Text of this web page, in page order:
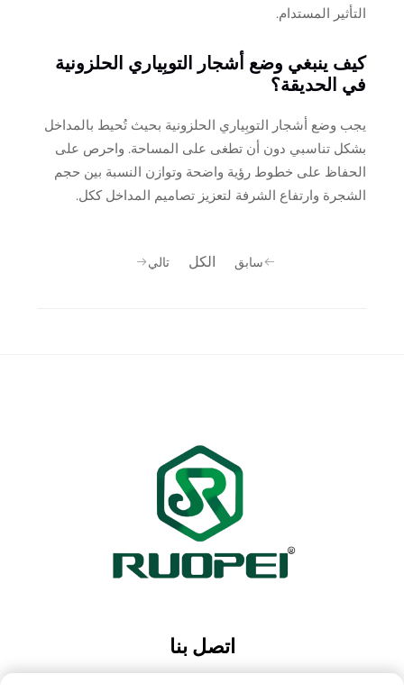
التأثير المستدام.
كيف ينبغي وضع أشجار التوبِياري الحلزونية
في الحديقة؟
يجب وضع أشجار التوبِياري الحلزونية بحيث تُحيط بالمداخل
بشكل تناسبي دون أن تطغى على المساحة. واحرص على
الحفاظ على خطوط رؤية واضحة وتوازن النسبة بين حجم
الشجرة وارتفاع الشرفة لتعزيز تصاميم المداخل ككل.
سابق الكل تالي
اتصل بنا